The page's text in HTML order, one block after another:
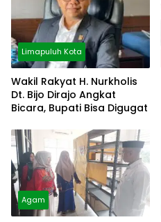
Limapuluh Kota
Wakil Rakyat H. Nurkholis
Dt. Bijo Dirajo Angkat
Bicara, Bupati Bisa Digugat
Agam